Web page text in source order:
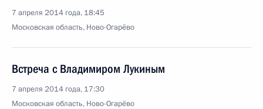
7 апреля 2014 года, 18:45
Московская область, Ново-Огарёво
Встреча с Владимиром Лукиным
7 апреля 2014 года, 17:30
Московская область, Ново-Огарёво